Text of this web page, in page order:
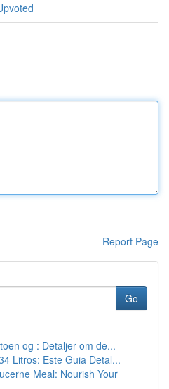
Report Page
Go
og : Detaljer om de...
Litros: Este Guia Detal...
Meal: Nourish Your